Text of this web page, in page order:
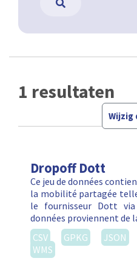
1 resultaten
Wijzig
Dropoff Dott
Ce jeu de données
la mobilité partagée
le fournisseur Dott via
données proviennent de
CSV
GPKG JSON
WMS